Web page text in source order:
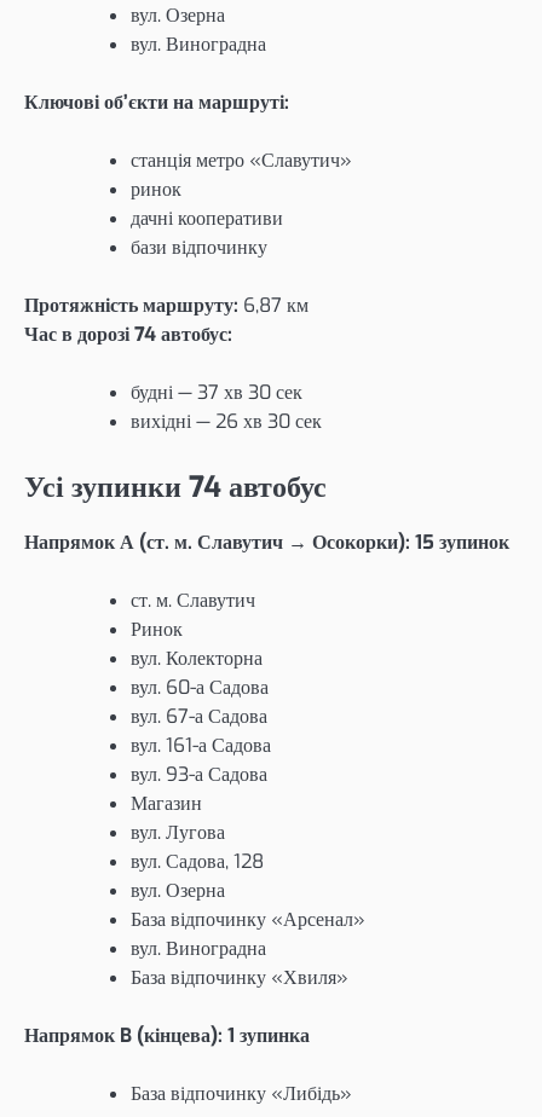
вул. Озерна
вул. Виноградна
Ключові об’єкти на маршруті:
станція метро «Славутич»
ринок
дачні кооперативи
бази відпочинку
Протяжність маршруту: 6,87 км
Час в дорозі 74 автобус:
будні — 37 хв 30 сек
вихідні — 26 хв 30 сек
Усі зупинки 74 автобус
Напрямок А (ст. м. Славутич → Осокорки): 15 зупинок
ст. м. Славутич
Ринок
вул. Колекторна
вул. 60-а Садова
вул. 67-а Садова
вул. 161-а Садова
вул. 93-а Садова
Магазин
вул. Лугова
вул. Садова, 128
вул. Озерна
База відпочинку «Арсенал»
вул. Виноградна
База відпочинку «Хвиля»
Напрямок B (кінцева): 1 зупинка
База відпочинку «Либідь»